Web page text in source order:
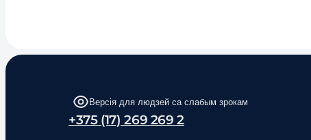
Версія для людзей са слабым зрокам
+375 (17) 269 269 2